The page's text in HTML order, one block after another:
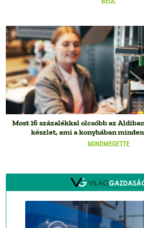
MINDMEGETTE
Most 16 százalékkal olcsóbb az
készlet, ami a konyhában